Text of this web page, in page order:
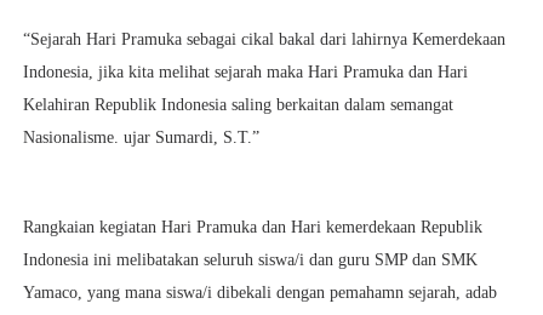
“Sejarah Hari Pramuka sebagai cikal bakal dari lahirnya Kemerdekaan
Indonesia, jika kita melihat sejarah maka Hari Pramuka dan Hari
Kelahiran Republik Indonesia saling berkaitan dalam semangat
Nasionalisme. ujar Sumardi, S.T.”
Rangkaian kegiatan Hari Pramuka dan Hari kemerdekaan Republik
Indonesia ini melibatakan seluruh siswa/i dan guru SMP dan SMK
Yamaco, yang mana siswa/i dibekali dengan pemahamn sejarah, adab